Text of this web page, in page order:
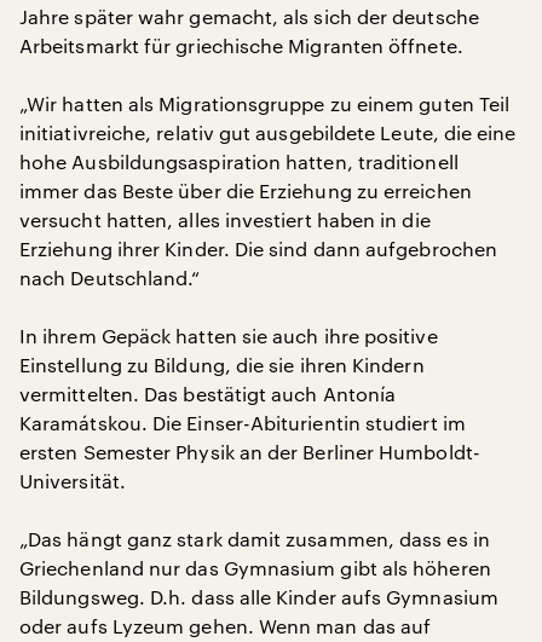
Jahre später wahr gemacht, als sich der deutsche
Arbeitsmarkt für griechische Migranten öffnete.
„Wir hatten als Migrationsgruppe zu einem guten Teil
initiativreiche, relativ gut ausgebildete Leute, die eine
hohe Ausbildungsaspiration hatten, traditionell
immer das Beste über die Erziehung zu erreichen
versucht hatten, alles investiert haben in die
Erziehung ihrer Kinder. Die sind dann aufgebrochen
nach Deutschland.“
In ihrem Gepäck hatten sie auch ihre positive
Einstellung zu Bildung, die sie ihren Kindern
vermittelten. Das bestätigt auch Antonía
Karamátskou. Die Einser-Abiturientin studiert im
ersten Semester Physik an der Berliner Humboldt-
Universität.
„Das hängt ganz stark damit zusammen, dass es in
Griechenland nur das Gymnasium gibt als höheren
Bildungsweg. D.h. dass alle Kinder aufs Gymnasium
oder aufs Lyzeum gehen. Wenn man das auf